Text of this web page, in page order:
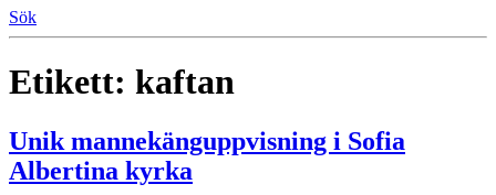
Sök
Etikett: kaftan
Unik mannekänguppvisning i Sofia
Albertina kyrka